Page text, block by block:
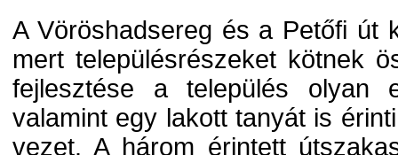
A Vöröshadsereg és a Petőfi út
mert településrészeket kötnek
fejlesztése a település olyan
valamint egy lakott tanyát is
vezet. A három érintett